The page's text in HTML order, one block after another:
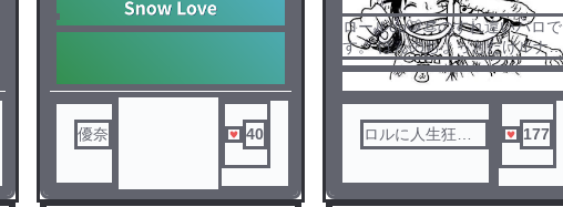
優奈 40
ロールop🐯👒のすれ違いパロで
す。 ほんのちょっとだけルナミ
👒🍊
ロルに人生狂わ
177